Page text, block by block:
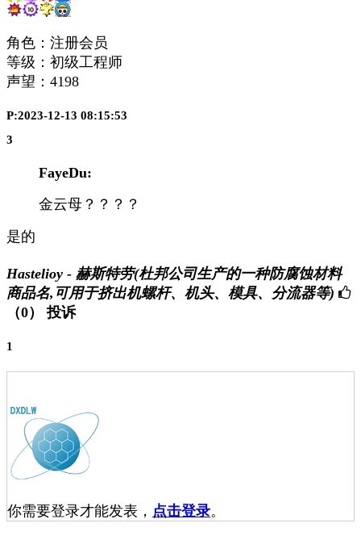
角色：注册会员
等级：初级工程师
声望： 4198
P:2023-12-13 08:15:53
3
FayeDu:
金云母？？？？
是的
Hastelioy - 赫斯特劳(杜邦公司生产的一种防腐蚀材料
商品名,可用于挤出机螺杆、机头、模具、分流器等)
（0）
投诉
1
你需要登录才能发表， 点击登录。